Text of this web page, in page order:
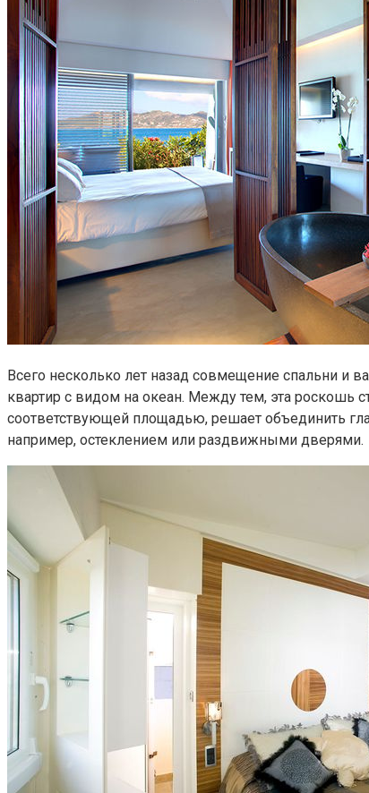
Всего несколько лет назад совмещение спальни и
квартир с видом на океан. Между тем, эта
соответствующей площадью, решает объединить
например, остеклением или раздвижными дверями.